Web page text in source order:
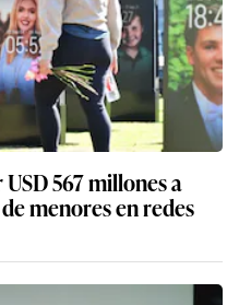
567 millones a
menores en redes